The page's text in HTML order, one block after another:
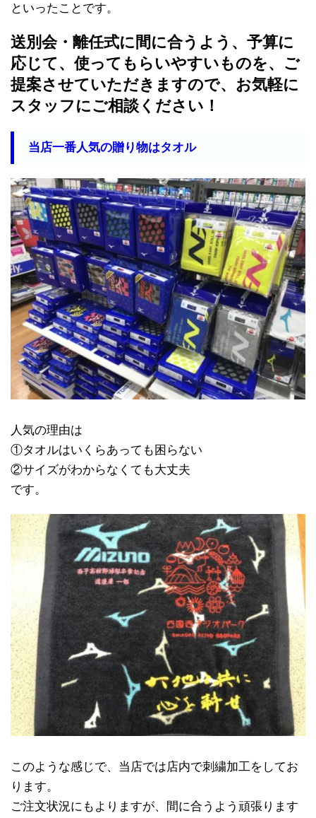
といったことです。
送別会・離任式に間に合うよう、予算に
応じて、使ってもらいやすいものを、ご
提案させていただきますので、お気軽に
スタッフにご相談ください！
当店一番人気の贈り物はタオル
人気の理由は
①タオルはいくらあっても困らない
②サイズがわからなくても大丈夫
です。
このような感じで、当店では店内で刺繍加工をしてお
ります。
ご注文状況にもよりますが、間に合うよう頑張ります